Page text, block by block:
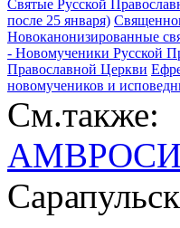
Святые Русской
после 25 января)
Новоканонизированные
- Новомученики Русской
Православной Церкви
новомучеников и
См.также: